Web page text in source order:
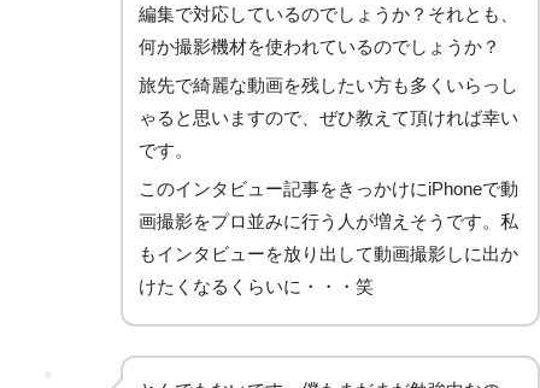
編集で対応しているのでしょうか？それとも、
何か撮影機材を使われているのでしょうか？
旅先で綺麗な動画を残したい方も多くいらっし
ゃると思いますので、ぜひ教えて頂ければ幸い
です。
このインタビュー記事をきっかけにiPhoneで動
画撮影をプロ並みに行う人が増えそうです。私
もインタビューを放り出して動画撮影しに出か
けたくなるくらいに・・・笑